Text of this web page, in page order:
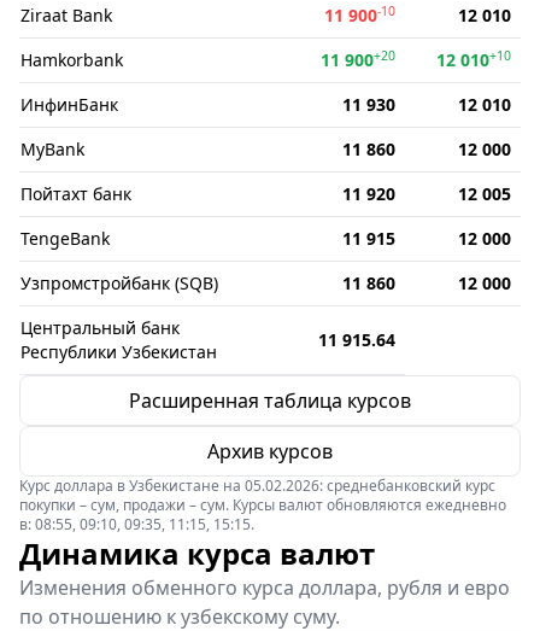
Ziraat Bank
11 900-10
12 010
Hamkorbank
11 900+20 12 010+10
ИнфинБанк 11 930
12 010
MyBank
11 860
12 000
Пойтахт банк
11 920
12 005
TengeBank
11 915
12 000
Узпромстройбанк (SQB)
11 860
12 000
Центральный банк
Республики Узбекистан
11 915.64
Расширенная таблица курсов
Архив курсов
Курс доллара в Узбекистане на 05.02.2026: среднебанковский курс
покупки – сум, продажи – сум. Курсы валют обновляются ежедневно
в: 08:55, 09:10, 09:35, 11:15, 15:15.
Динамика курса валют
Изменения обменного курса доллара, рубля и евро
по отношению к узбекскому суму.